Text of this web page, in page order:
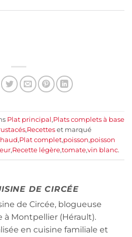
Plat principal,Plats complets à base
,Recetteset marqué
,Plat complet,poisson,poisson
,Recette légère,tomate,vin blanc.
DE CIRCÉE
de Circée, blogueuse
à Montpellier (Hérault).
en cuisine familiale et